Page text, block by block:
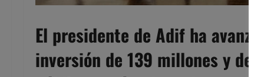
El presidente de Adif ha
inversión de 139 millones y de